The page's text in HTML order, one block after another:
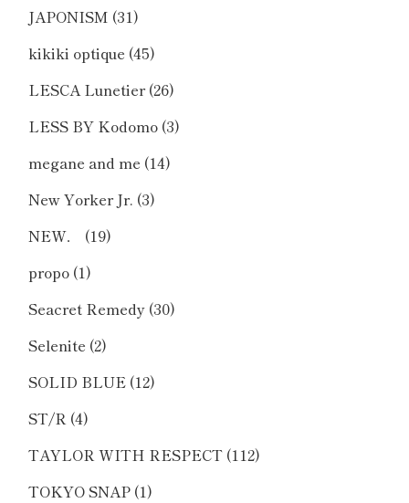
JAPONISM (31)
kikiki optique (45)
LESCA Lunetier(26)
LESS BY Kodomo (3)
megane and me (14)
New Yorker Jr. (3)
NEW．
(19)
propo (1)
Seacret Remedy (30)
Selenite (2)
SOLID BLUE (12)
ST/R (4)
TAYLOR WITH RESPECT (112)
TOKYO SNAP (1)